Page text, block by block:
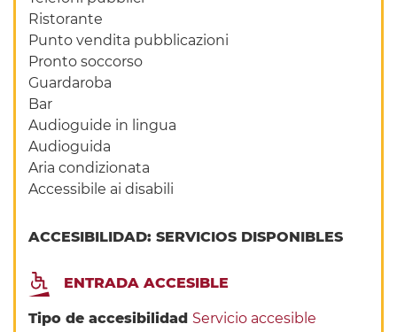
Ristorante
Punto vendita pubblicazioni
Pronto soccorso
Guardaroba
Bar
Audioguide in lingua
Audioguida
Aria condizionata
Accessibile ai disabili
ACCESIBILIDAD: SERVICIOS DISPONIBLES
ENTRADA ACCESIBLE
Tipo de accesibilidad Servicio accesible